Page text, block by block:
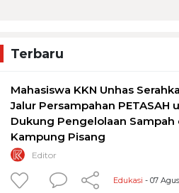
Terbaru
Mahasiswa KKN Unhas
Jalur Persampahan PETASAH
Dukung Pengelolaan Sampah
Kampung Pisang
Editor
Edukasi - 07